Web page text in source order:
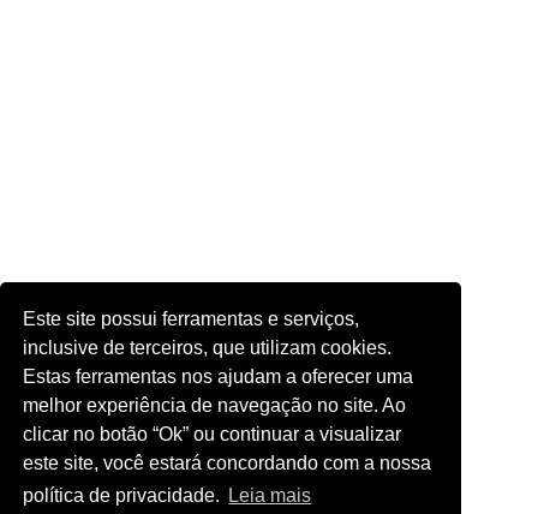
Este site possui ferramentas e serviços,
inclusive de terceiros, que utilizam cookies.
Estas ferramentas nos ajudam a oferecer uma
melhor experiência de navegação no site. Ao
clicar no botão “Ok” ou continuar a visualizar
este site, você estará concordando com a nossa
política de privacidade.
Leia mais